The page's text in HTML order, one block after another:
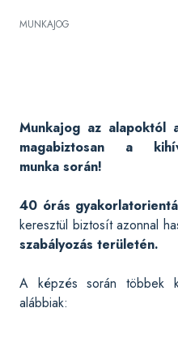
MUNKAJOG
Munkajog az alapoktól
magabiztosan a
munka során!
40 órás
keresztül biztosít azonnal
szabályozás területén.
A képzés során többek
alábbiak: